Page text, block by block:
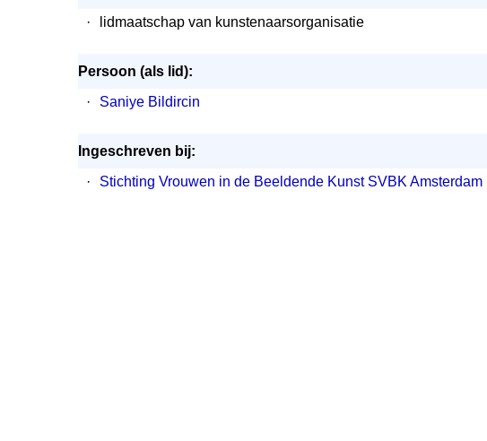
·
lidmaatschap van kunstenaarsorganisatie
Persoon (als lid):
·
Saniye Bildircin
Ingeschreven bij:
·
Stichting Vrouwen in de Beeldende Kunst SVBK Amsterdam